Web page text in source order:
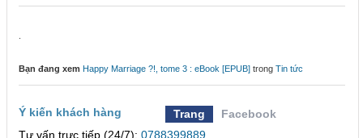
Bạn đang xem Happy Marriage ?!, tome 3 : eBook [EPUB] trong Tin tức
Ý kiến khách hàng Trang
Facebook
Tư vấn trực tiếp (24/7): 0788399889